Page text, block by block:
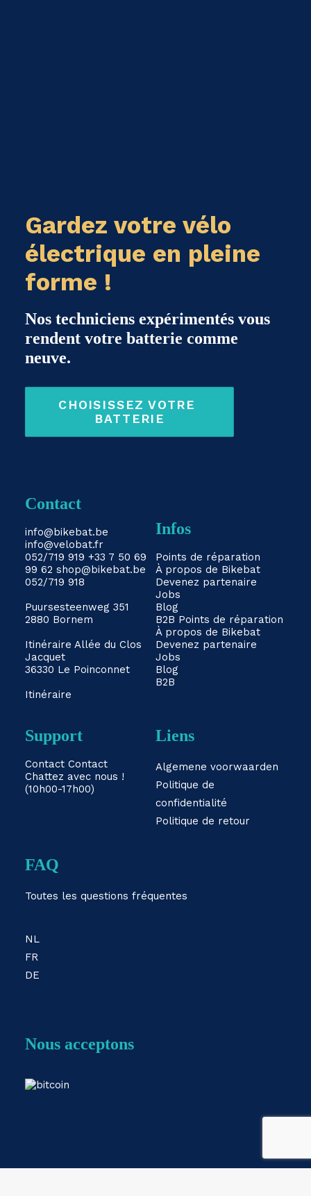
Gardez votre vélo
électrique en pleine
forme !
Nos techniciens expérimentés vous
rendent votre batterie comme
neuve.
CHOISISSEZ VOTRE
BATTERIE
Contact
info@bikebat.be
info@velobat.fr
052/719 919 +33 7 50 69
99 62 shop@bikebat.be
052/719 918
Puursesteenweg 351
2880 Bornem
Itinéraire Allée du Clos
Jacquet
36330 Le Poinconnet
Itinéraire
Infos
Points de réparation
À propos de Bikebat
Devenez partenaire
Jobs
Blog
B2B Points de réparation
À propos de Bikebat
Devenez partenaire
Jobs
Blog
B2B
Support
Contact Contact
Chattez avec nous !
(10h00-17h00)
Liens
Algemene voorwaarden
Politique de
confidentialité
Politique de retour
FAQ
Toutes les questions fréquentes
NL
FR
DE
Nous acceptons